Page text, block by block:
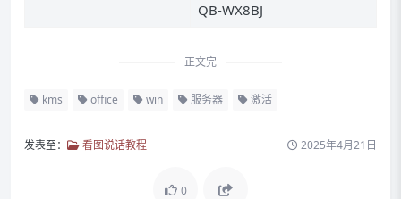
QB-WX8BJ
正文完
kms office win 服务器 激活
发表至： 看图说话教程 2025年4月21日
0